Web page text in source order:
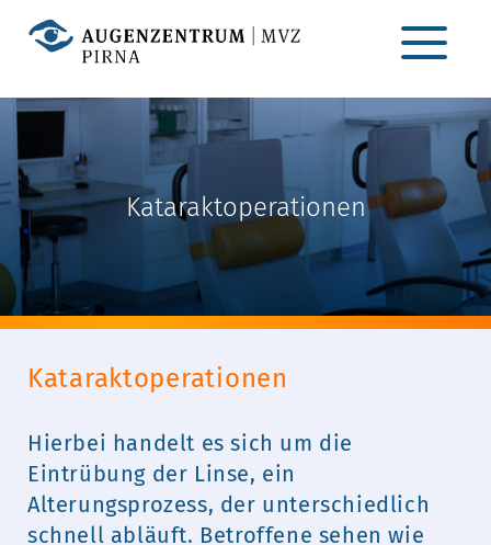
Kataraktoperationen
Kataraktoperationen
Hierbei handelt es sich um die
Eintrübung der Linse, ein
Alterungsprozess, der unterschiedlich
schnell abläuft. Betroffene sehen wie